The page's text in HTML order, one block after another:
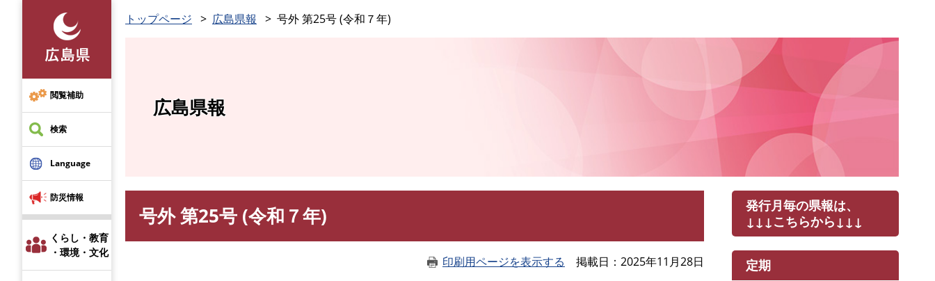
先
頭
で
す
閲覧補助
検索
Language
防災情報
くらし・教育
・環境・文化
トップページ 広島県報 号外 第25号 (令和７年)
広島県報
号外 第25号 (令和７年)
印刷用ページを表示する 掲載日 2025年11月28日
発行月毎の県報は、
↓↓↓こちらから↓↓↓
定期